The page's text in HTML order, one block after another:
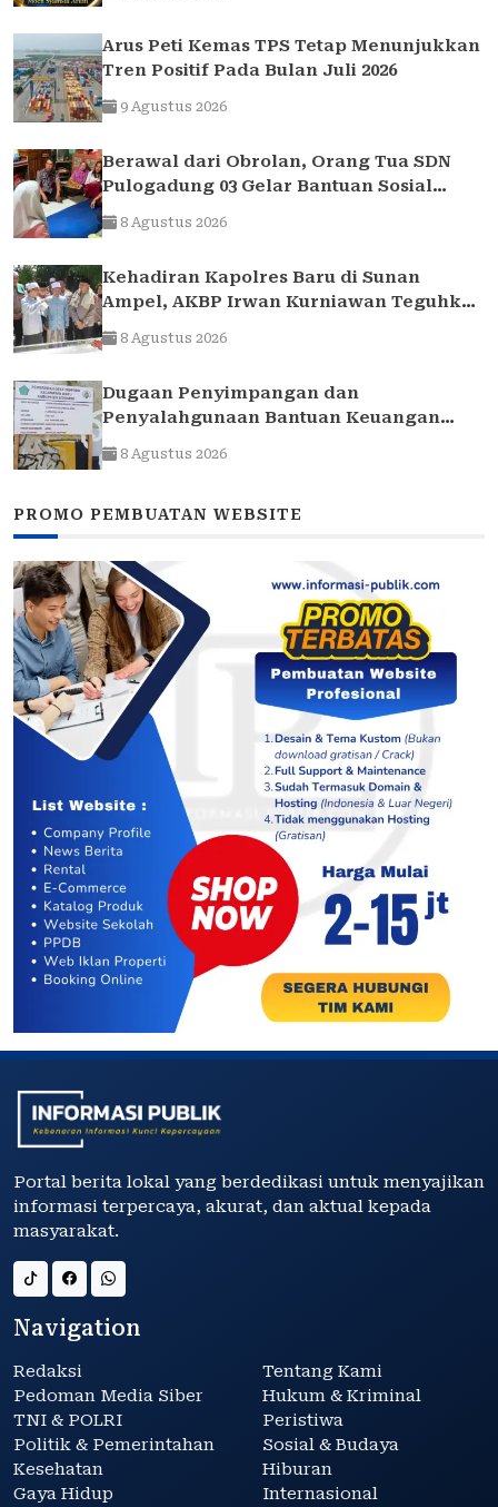
Arus Peti Kemas TPS Tetap Menunjukkan
Tren Positif Pada Bulan Juli 2026
9 Agustus 2026
Berawal dari Obrolan, Orang Tua SDN
Pulogadung 03 Gelar Bantuan Sosial
untuk Siswa yang Membutuhkan
8 Agustus 2026
Kehadiran Kapolres Baru di Sunan
Ampel, AKBP Irwan Kurniawan Teguhkan
Sinergi Polri dan Ulama
8 Agustus 2026
Dugaan Penyimpangan dan
Penyalahgunaan Bantuan Keuangan
Desa Tropodo . Kec Waru . Kab . Sidoarjo
8 Agustus 2026
PROMO PEMBUATAN WEBSITE
Portal berita lokal yang berdedikasi untuk menyajikan
informasi terpercaya, akurat, dan aktual kepada
masyarakat.
Navigation
Redaksi
Tentang Kami
Pedoman Media Siber
Hukum & Kriminal
TNI & POLRI
Peristiwa
Politik & Pemerintahan
Sosial & Budaya
Kesehatan
Hiburan
Gaya Hidup
Internasional